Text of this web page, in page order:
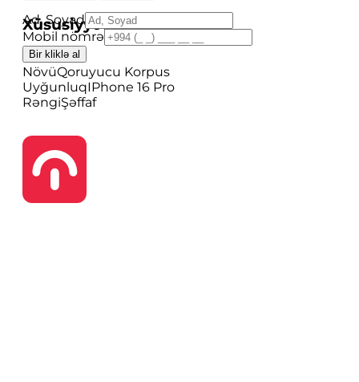
Ad, Soyad
Mobil nömrə
Bir kliklə al
Xüsusiyyətlər
Brend-
NövüQoruyucu Korpus
UyğunluqIPhone 16 Pro
RəngiŞəffaf